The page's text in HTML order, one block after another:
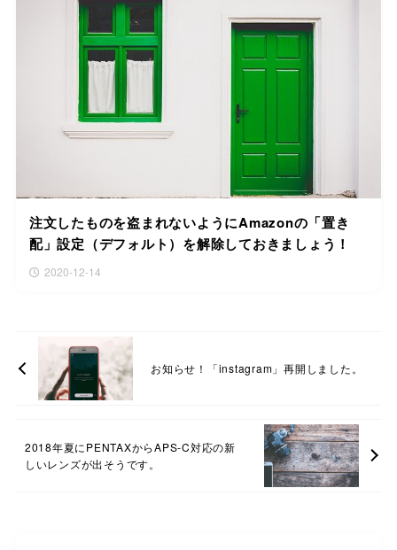
注文したものを盗まれないようにAmazonの「置き
配」設定（デフォルト）を解除しておきましょう！
2020-12-14
お知らせ！「instagram」再開しました。
2018年夏にPENTAXからAPS-C対応の新
しいレンズが出そうです。